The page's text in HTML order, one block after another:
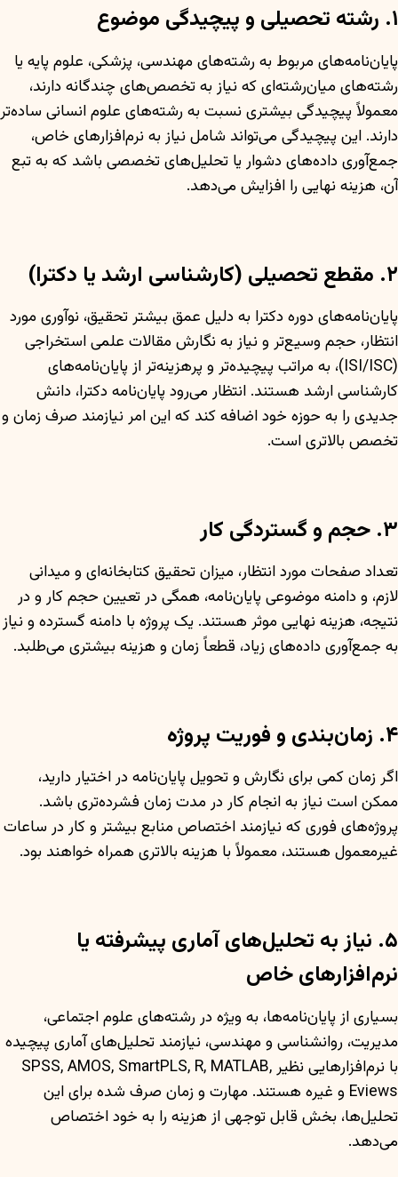
۱. رشته تحصیلی و پیچیدگی موضوع
پایان‌نامه‌های مربوط به رشته‌های مهندسی، پزشکی، علوم پایه یا
رشته‌های میان‌رشته‌ای که نیاز به تخصص‌های چندگانه دارند،
معمولاً پیچیدگی بیشتری نسبت به رشته‌های علوم انسانی ساده‌تر
دارند. این پیچیدگی می‌تواند شامل نیاز به نرم‌افزارهای خاص،
جمع‌آوری داده‌های دشوار یا تحلیل‌های تخصصی باشد که به تبع
آن، هزینه نهایی را افزایش می‌دهد.
۲. مقطع تحصیلی (کارشناسی ارشد یا دکترا)
پایان‌نامه‌های دوره دکترا به دلیل عمق بیشتر تحقیق، نوآوری مورد
انتظار، حجم وسیع‌تر و نیاز به نگارش مقالات علمی استخراجی
(ISI/ISC)، به مراتب پیچیده‌تر و پرهزینه‌تر از پایان‌نامه‌های
کارشناسی ارشد هستند. انتظار می‌رود پایان‌نامه دکترا، دانش
جدیدی را به حوزه خود اضافه کند که این امر نیازمند صرف زمان و
تخصص بالاتری است.
۳. حجم و گستردگی کار
تعداد صفحات مورد انتظار، میزان تحقیق کتابخانه‌ای و میدانی
لازم، و دامنه موضوعی پایان‌نامه، همگی در تعیین حجم کار و در
نتیجه، هزینه نهایی موثر هستند. یک پروژه با دامنه گسترده و نیاز
به جمع‌آوری داده‌های زیاد، قطعاً زمان و هزینه بیشتری می‌طلبد.
۴. زمان‌بندی و فوریت پروژه
اگر زمان کمی برای نگارش و تحویل پایان‌نامه در اختیار دارید،
ممکن است نیاز به انجام کار در مدت زمان فشرده‌تری باشد.
پروژه‌های فوری که نیازمند اختصاص منابع بیشتر و کار در ساعات
غیرمعمول هستند، معمولاً با هزینه بالاتری همراه خواهند بود.
۵. نیاز به تحلیل‌های آماری پیشرفته یا
نرم‌افزارهای خاص
بسیاری از پایان‌نامه‌ها، به ویژه در رشته‌های علوم اجتماعی،
مدیریت، روانشناسی و مهندسی، نیازمند تحلیل‌های آماری پیچیده
با نرم‌افزارهایی نظیر SPSS, AMOS, SmartPLS, R, MATLAB,
Eviews و غیره هستند. مهارت و زمان صرف شده برای این
تحلیل‌ها، بخش قابل توجهی از هزینه را به خود اختصاص
می‌دهد.